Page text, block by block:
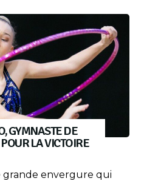
GYMNASTE DE
LA VICTOIRE
grande envergure qui